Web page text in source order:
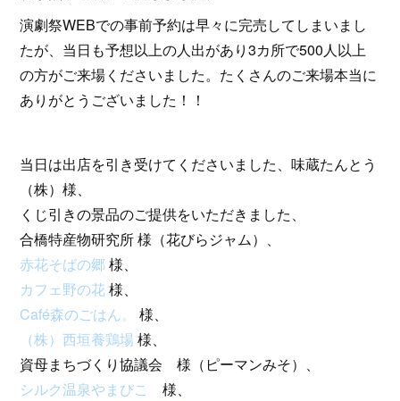
演劇祭WEBでの事前予約は早々に完売してしまいまし
たが、当日も予想以上の人出があり3カ所で500人以上
の方がご来場くださいました。たくさんのご来場本当に
ありがとうございました！！
当日は出店を引き受けてくださいました、味蔵たんとう
（株）様、
くじ引きの景品のご提供をいただきました、
合橋特産物研究所 様（花びらジャム）、
赤花そばの郷様、
カフェ野の花様、
Café森のごはん。
様、
（株）西垣養鶏場 様、
資母まちづくり協議会 様（ピーマンみそ）、
シルク温泉やまびこ
様、